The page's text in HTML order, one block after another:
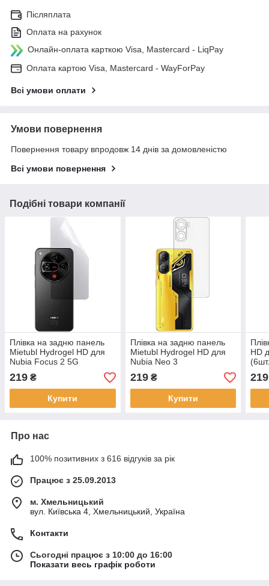
Післяплата
Оплата на рахунок
Онлайн-оплата карткою Visa, Mastercard - LiqPay
Оплата картою Visa, Mastercard - WayForPay
Всі умови оплати
Умови повернення
Повернення товару впродовж 14 днів за домовленістю
Всі умови повернення
Подібні товари компанії
Плівка на задню панель
Mietubl Hydrogel HD для
Nubia Focus 2 5G
219 ₴
Купити
Плівка на задню панель
Mietubl Hydrogel HD для
Nubia Neo 3
219₴
Купити
HD
219
Про нас
100% позитивних з 616 відгуків за рік
Працює з 25.09.2013
м. Хмельницький
вул. Київська 4, Хмельницький, Україна
Контакти
Сьогодні працює з 10:00 до 16:00
Показати весь графік роботи